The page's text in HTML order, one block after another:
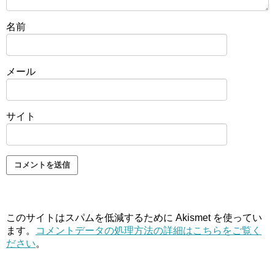
名前
メール
サイト
このサイトはスパムを低減するために Akismet を使ってい
ます。
コメントデータの処理方法の詳細はこちらをご覧く
ださい。